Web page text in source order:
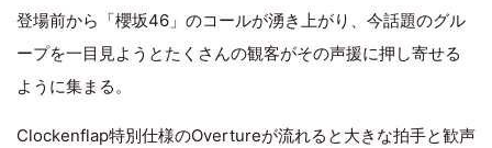
登場前から「櫻坂46」のコールが湧き上がり、今話題のグル
ープを一目見ようとたくさんの観客がその声援に押し寄せる
ように集まる。
Clockenflap特別仕様のOvertureが流れると大きな拍手と歓声